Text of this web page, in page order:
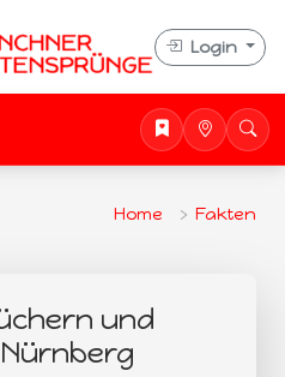
Login
Home Fakten
und